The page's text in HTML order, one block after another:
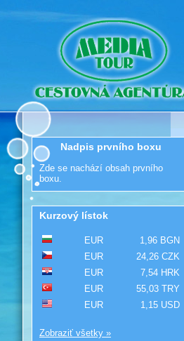
Nadpis prvního boxu
Zde se nachází obsah prvního
boxu.
Kurzový lístok
EUR
1,96 BGN
EUR
24,26 CZK
EUR
7,54 HRK
EUR
55,03 TRY
EUR
1,15 USD
Zobraziť všetky »